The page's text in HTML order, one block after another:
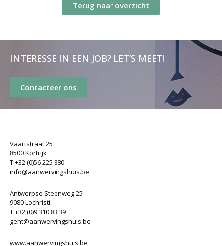
Terug naar overzicht
INTERESSE IN EEN JOB? LET’S MEET!
Contacteer ons
Vaartstraat 25
8500 Kortrijk
T +32 (0)56 225 880
info@aanwervingshuis.be
Antwerpse Steenweg 25
9080 Lochristi
T +32 (0)9 310 83 39
gent@aanwervingshuis.be
www.aanwervingshuis.be